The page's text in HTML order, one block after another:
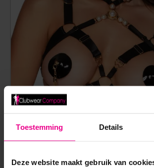
Toestemming Details
Deze website maakt gebruik van
LUXE OPEN BH HARNAS MET PARELS
DETAILS – DECADENCE FAUSTINA I –